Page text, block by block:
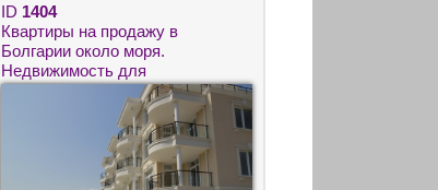
ID 1404
Квартиры на продажу в
Болгарии около моря.
Недвижимость для
круглогодичного проживания в